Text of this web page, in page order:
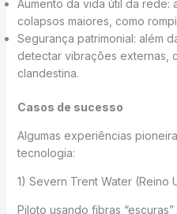
Aumento da vida útil da
colapsos maiores, como
Segurança patrimonial: além
detectar vibrações externas,
clandestina.
Casos de sucesso
Algumas experiências
tecnologia:
1) Severn Trent Water (Reino
Piloto usando fibras